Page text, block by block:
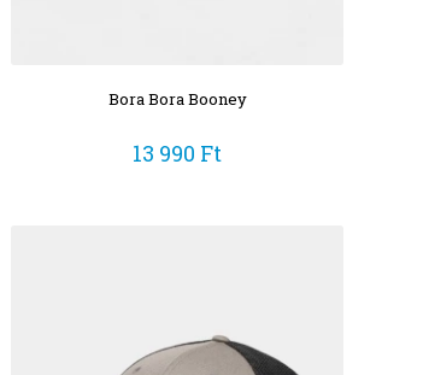
Bora Bora Booney
13 990 Ft